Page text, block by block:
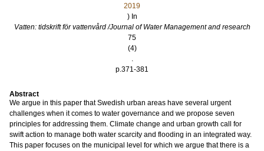
2019
) In
Vatten: tidskrift för vattenvård /Journal of Water Management and research
75
(4)
.
p.371-381
Abstract
We argue in this paper that Swedish urban areas have several urgent
challenges when it comes to water governance and we propose seven
principles for addressing them. Climate change and urban growth call for
swift action to manage both water scarcity and flooding in an integrated way.
This paper focuses on the municipal level for which we argue that there is a